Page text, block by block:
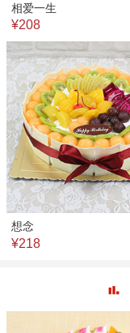
相爱一生
¥208
想念
¥218